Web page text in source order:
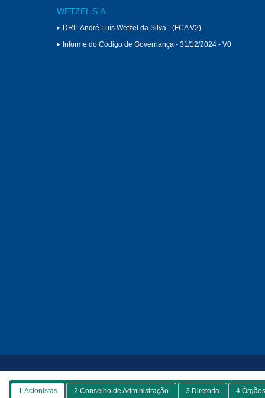
WETZEL S.A.
DRI: André Luís Wetzel da Silva - (FCA V2)
Informe do Código de Governança - 31/12/2024 - V0